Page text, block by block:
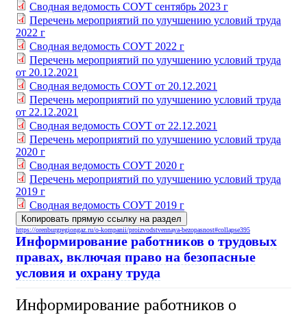
Сводная ведомость СОУТ сентябрь 2023 г
Перечень мероприятий по улучшению условий труда
2022 г
Сводная ведомость СОУТ 2022 г
Перечень мероприятий по улучшению условий труда
от 20.12.2021
Сводная ведомость СОУТ от 20.12.2021
Перечень мероприятий по улучшению условий труда
от 22.12.2021
Сводная ведомость СОУТ от 22.12.2021
Перечень мероприятий по улучшению условий труда
2020 г
Сводная ведомость СОУТ 2020 г
Перечень мероприятий по улучшению условий труда
2019 г
Сводная ведомость СОУТ 2019 г
Копировать прямую ссылку на раздел
https://orenburgregiongaz.ru/o-kompanii/proizvodstvennaya-bezopasnost#collapse395
Информирование работников о трудовых
правах, включая право на безопасные
условия и охрану труда
Информирование работников о